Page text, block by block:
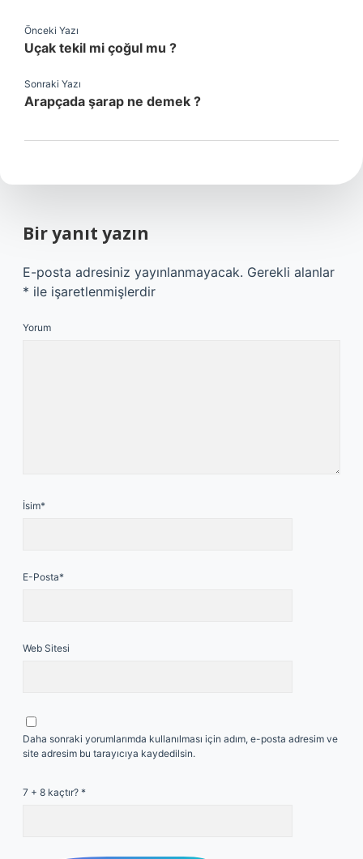
Önceki Yazı
Uçak tekil mi çoğul mu ?
Sonraki Yazı
Arapçada şarap ne demek ?
Bir yanıt yazın
E-posta adresiniz yayınlanmayacak. Gerekli alanlar
* ile işaretlenmişlerdir
Yorum
İsim*
E-Posta*
Web Sitesi
Daha sonraki yorumlarımda kullanılması için adım, e-posta adresim ve
site adresim bu tarayıcıya kaydedilsin.
7 + 8 kaçtır? *